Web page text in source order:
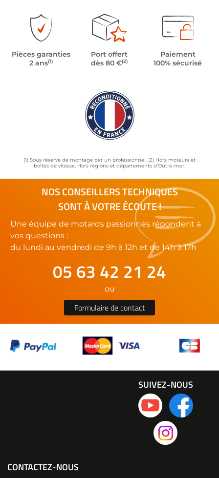
Pièces garanties
2 ans(1)
Port offert
dès 80 €(2)
Paiement
100% sécurisé
(1) Sous réserve de montage par un professionnel. (2) Hors moteurs et
boîtes de vitesse. Hors régions et départements d’Outre-mer.
NOS CONSEILLERS TECHNIQUES
SONT À VOTRE ÉCOUTE !
Une équipe de motards passionnés répondent à
vos questions :
du lundi au vendredi de 9h à 12h et de 14h à 17h
05 63 42 21 24
ou
Formulaire de contact
CONTACTEZ-NOUS
SUIVEZ-NOUS